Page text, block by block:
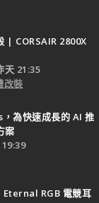
| CORSAIR 2800X
天 21:35
改裝
為快速成長的 AI 推
案
RGB 電競耳